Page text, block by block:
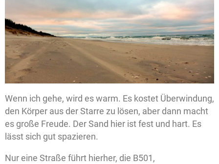
Wenn ich gehe, wird es warm. Es kostet Überwindung,
den Körper aus der Starre zu lösen, aber dann macht
es große Freude. Der Sand hier ist fest und hart. Es
lässt sich gut spazieren.
Nur eine Straße führt hierher, die B501,